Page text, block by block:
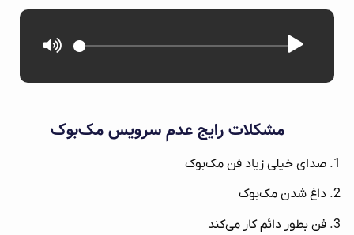
مشکلات رایج عدم سرویس مک‌بوک
صدای خیلی زیاد فن مک‌بوک
داغ شدن مک‌بوک
فن بطور دائم کار می‌کند